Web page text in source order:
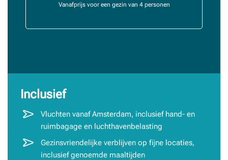
Vanafprijs voor een gezin van 4 personen
Inclusief
Vluchten vanaf Amsterdam, inclusief hand- en
ruimbagage en luchthavenbelasting
Gezinsvriendelijke verblijven op fijne locaties,
inclusief genoemde maaltijden